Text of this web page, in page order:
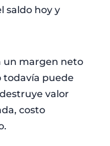
saldo hoy y
un margen neto
todavía puede
valor
costo